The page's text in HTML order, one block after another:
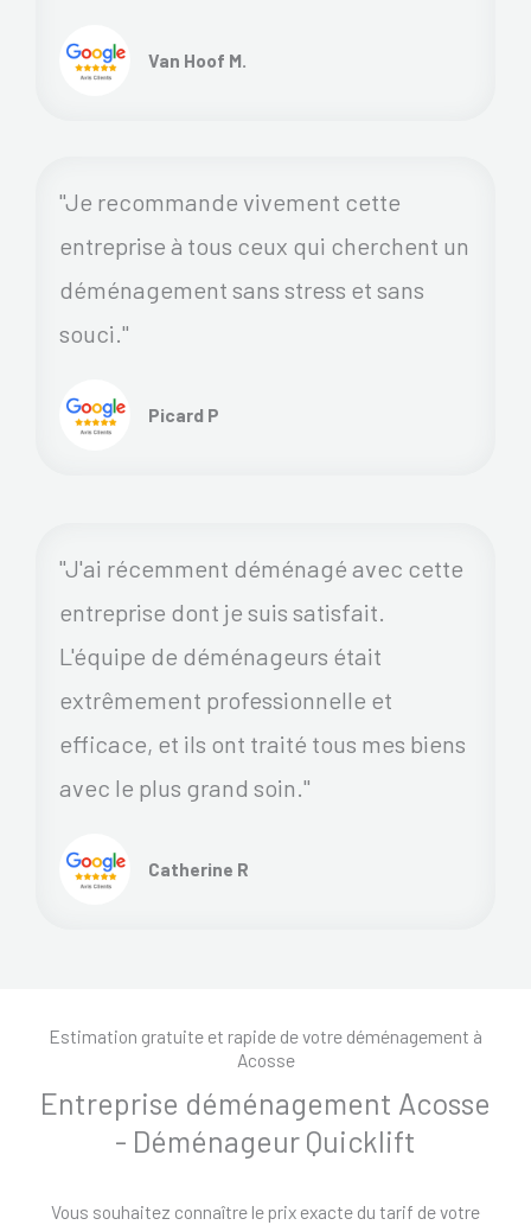
Van Hoof M.
"Je recommande vivement cette
entreprise à tous ceux qui cherchent un
déménagement sans stress et sans
souci."
Picard P
"J'ai récemment déménagé avec cette
entreprise dont je suis satisfait.
L'équipe de déménageurs était
extrêmement professionnelle et
efficace, et ils ont traité tous mes biens
avec le plus grand soin."
Catherine R
Estimation gratuite et rapide de votre déménagement à
Acosse
Entreprise déménagement Acosse
- Déménageur Quicklift
Vous souhaitez connaître le prix exacte du tarif de votre